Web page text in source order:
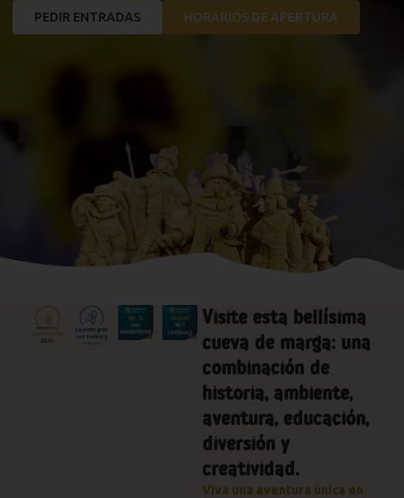
PEDIR ENTRADAS HORARIOS DE APERTURA
Visite esta bellísima
cueva de marga: una
combinación de
historia, ambiente,
aventura, educación,
diversión y
creatividad.
Viva una aventura única en